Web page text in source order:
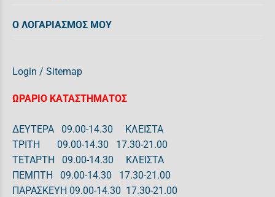
Ο ΛΟΓΑΡΙΑΣΜΟΣ ΜΟΥ
Login / Sitemap
ΩΡΑΡΙΟ ΚΑΤΑΣΤΗΜΑΤΟΣ
ΔΕΥΤΕΡΑ 09.00-14.30 ΚΛΕΙΣΤΑ
ΤΡΙΤΗ 09.00-14.30 17.30-21.00
ΤΕΤΑΡΤΗ 09.00-14.30 ΚΛΕΙΣΤΑ
ΠΕΜΠΤΗ 09.00-14.30 17.30-21.00
ΠΑΡΑΣΚΕΥΗ 09.00-14.30 17.30-21.00